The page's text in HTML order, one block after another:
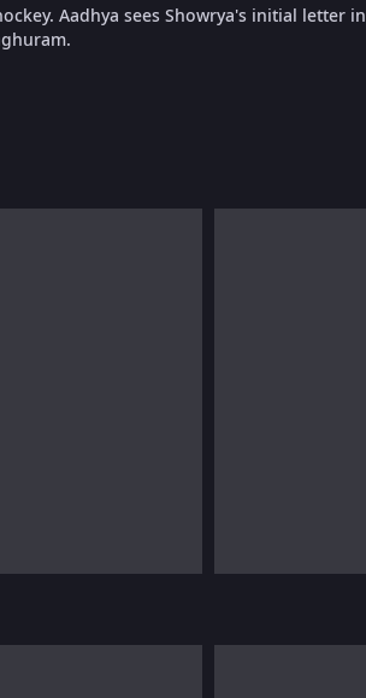
Aadhya sees Showrya's initial letter in